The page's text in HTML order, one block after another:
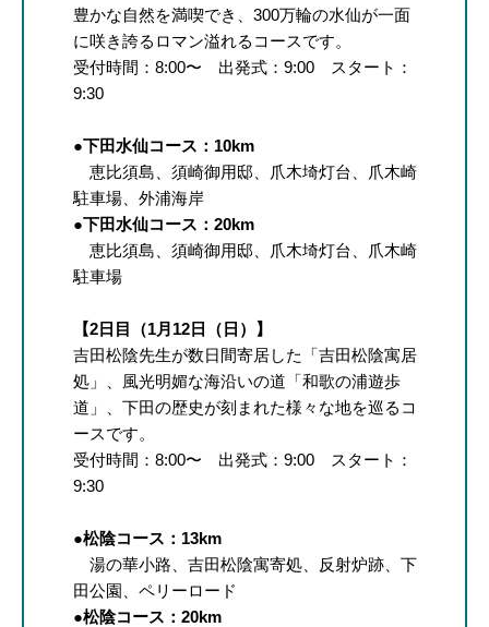
豊かな自然を満喫でき、300万輪の水仙が一面
に咲き誇るロマン溢れるコースです。
受付時間：8:00〜 出発式：9:00 スタート：
9:30
●下田水仙コース：10km
恵比須島、須崎御用邸、爪木埼灯台、爪木崎
駐車場、外浦海岸
●下田水仙コース：20km
恵比須島、須崎御用邸、爪木埼灯台、爪木崎
駐車場
【2日目（1月12日（日）】
吉田松陰先生が数日間寄居した「吉田松陰寓居
処」、風光明媚な海沿いの道「和歌の浦遊歩
道」、下田の歴史が刻まれた様々な地を巡るコ
ースです。
受付時間：8:00〜 出発式：9:00 スタート：
9:30
●松陰コース：13km
湯の華小路、吉田松陰寓寄処、反射炉跡、下
田公園、ペリーロード
●松陰コース：20km